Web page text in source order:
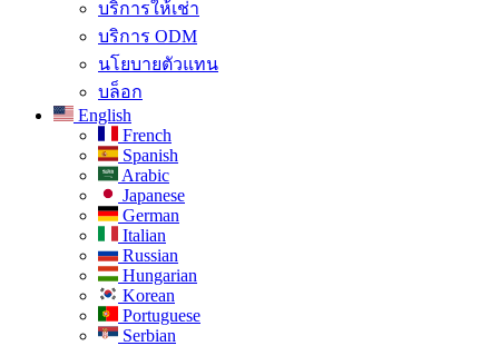
บริการให้เช่า
บริการ ODM
นโยบายตัวแทน
บล็อก
English
French
Spanish
Arabic
Japanese
German
Italian
Russian
Hungarian
Korean
Portuguese
Serbian